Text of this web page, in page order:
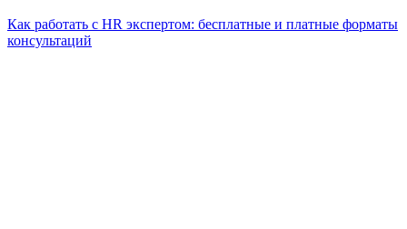
Как работать с HR экспертом: бесплатные и платные форматы
консультаций